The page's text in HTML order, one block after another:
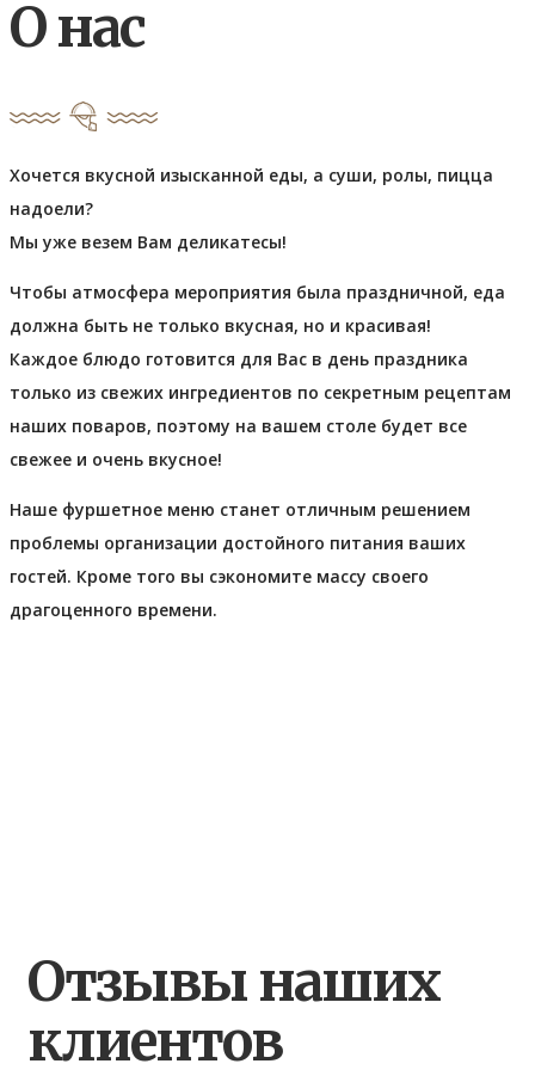
О нас
Хочется вкусной изысканной еды, а суши, ролы, пицца
надоели?
Мы уже везем Вам деликатесы!
Чтобы атмосфера мероприятия была праздничной, еда
должна быть не только вкусная, но и красивая!
Каждое блюдо готовится для Вас в день праздника
только из свежих ингредиентов по секретным рецептам
наших поваров, поэтому на вашем столе будет все
свежее и очень вкусное!
Наше фуршетное меню станет отличным решением
проблемы организации достойного питания ваших
гостей. Кроме того вы сэкономите массу своего
драгоценного времени.
Отзывы наших
клиентов